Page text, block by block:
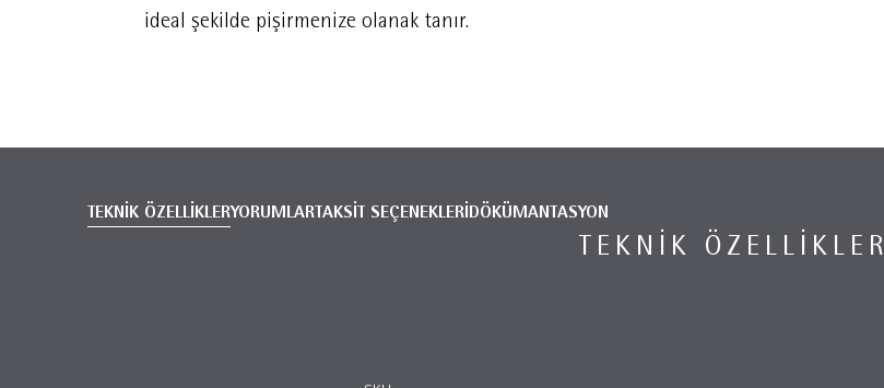
ideal şekilde pişirmenize olanak tanır.
TEKNİK ÖZELLİKLERYORUMLAR TAKSİT SEÇENEKLERİ DÖKÜMANTASYON
TEKNIK ÖZELLIKLER